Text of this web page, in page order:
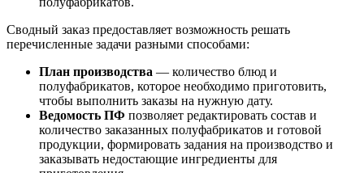
Сводный заказ предоставляет возможность решать
перечисленные задачи разными способами:
План производства — количество блюд и
полуфабрикатов, которое необходимо приготовить,
чтобы выполнить заказы на нужную дату.
Ведомость ПФ позволяет редактировать состав и
количество заказанных полуфабрикатов и готовой
продукции, формировать задания на производство и
заказывать недостающие ингредиенты для